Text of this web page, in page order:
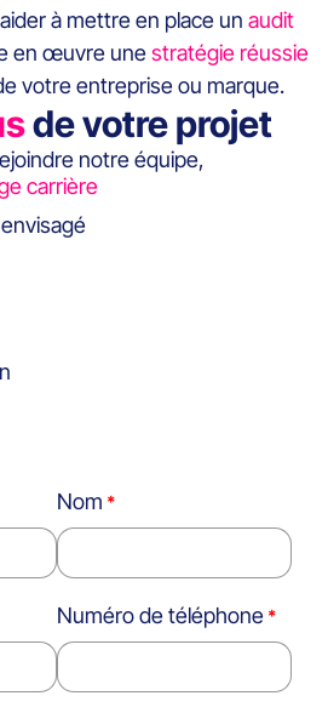
à mettre en place un audit
en œuvre unestratégie réussie
votre entreprise ou marque.
de votre projet
notre équipe,
carrière
Nom
Numéro de téléphone